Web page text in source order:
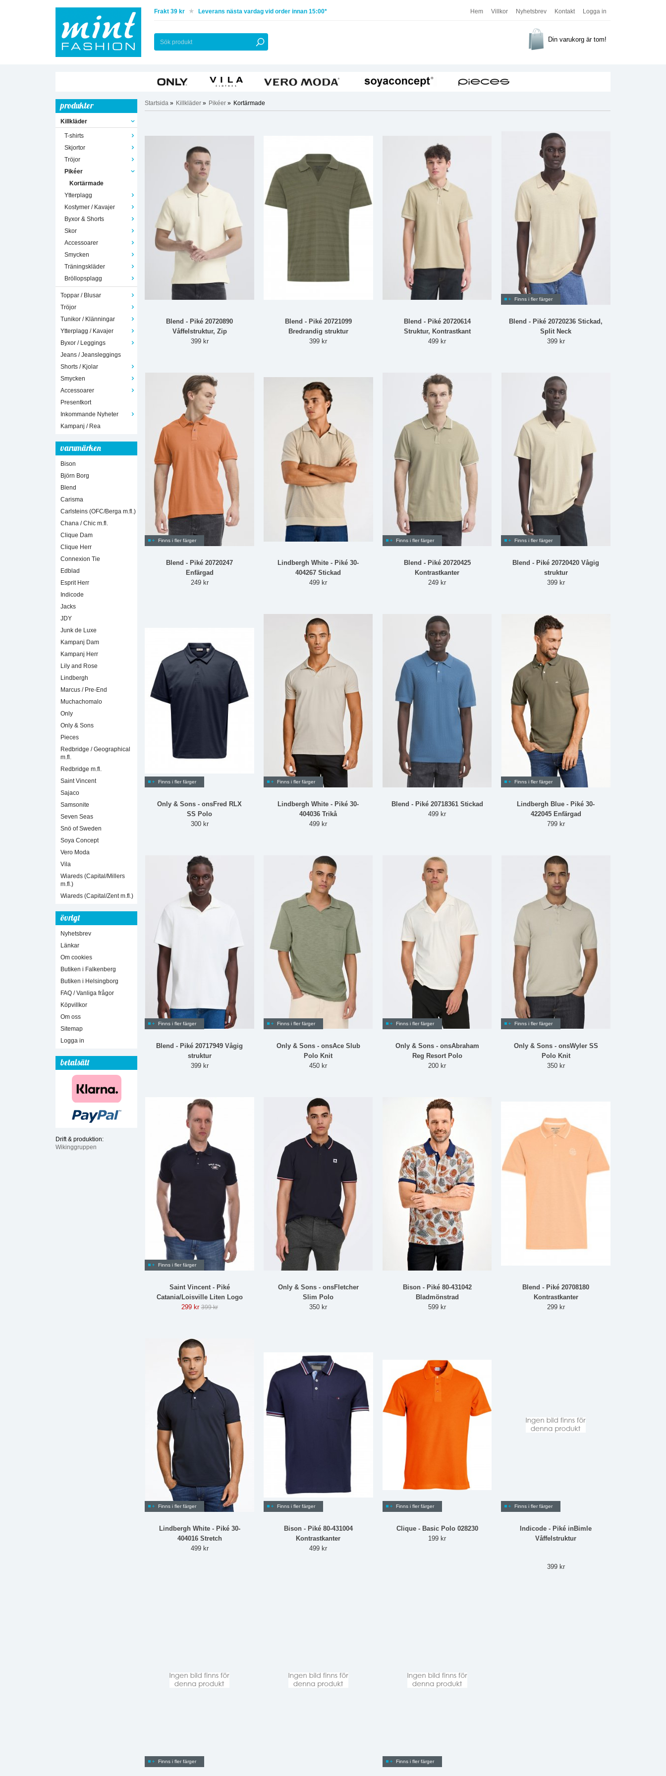
Hem Villkor Nyhetsbrev Kontakt Logga in
Frakt 39 kr Leverans nästa vardag vid order innan 15:00*
Din varukorg är tom!
produkter
Killkläder
T-shirts
Skjortor
Tröjor
Pikéer
Kortärmade
Ytterplagg
Kostymer / Kavajer
Byxor & Shorts
Skor
Accessoarer
Smycken
Träningskläder
Bröllopsplagg
Toppar / Blusar
Tröjor
Tunikor / Klänningar
Ytterplagg / Kavajer
Byxor / Leggings
Jeans / Jeansleggings
Shorts / Kjolar
Smycken
Accessoarer
Presentkort
Inkommande Nyheter
Kampanj / Rea
varumärken
Bison
Björn Borg
Blend
Carisma
Carlsteins (OFC/Berga m.fl.)
Chana / Chic m.fl.
Clique Dam
Clique Herr
Connexion Tie
Edblad
Esprit Herr
Indicode
Jacks
JDY
Junk de Luxe
Kampanj Dam
Kampanj Herr
Lily and Rose
Lindbergh
Marcus / Pre-End
Muchachomalo
Only
Only & Sons
Pieces
Redbridge / Geographical
m.fl.
Redbridge m.fl.
Saint Vincent
Sajaco
Samsonite
Seven Seas
Snö of Sweden
Soya Concept
Vero Moda
Vila
Wiareds (Capital/Millers
m.fl.)
Wiareds (Capital/Zent m.fl.)
övrigt
Nyhetsbrev
Länkar
Om cookies
Butiken i Falkenberg
Butiken i Helsingborg
FAQ / Vanliga frågor
Köpvillkor
Om oss
Sitemap
Logga in
betalsätt
Drift & produktion:
Wikinggruppen
Startsida » Killkläder » Pikéer » Kortärmade
Blend - Piké 20720890
Våffelstruktur, Zip
399 kr
Blend - Piké 20721099
Bredrandig struktur
399 kr
Blend - Piké 20720614
Struktur, Kontrastkant
499 kr
Finns i fler färger
Blend - Piké 20720236 Stickad,
Split Neck
399 kr
Finns i fler färger
Blend - Piké 20720247
Enfärgad
249 kr
Lindbergh White - Piké 30-
404267 Stickad
499 kr
Finns i fler färger
Blend - Piké 20720425
Kontrastkanter
249 kr
Finns i fler färger
Blend - Piké 20720420 Vågig
struktur
399 kr
Finns i fler färger
Only & Sons - onsFred RLX
SS Polo
300 kr
Finns i fler färger
Lindbergh White - Piké 30-
404036 Trikå
499 kr
Blend - Piké 20718361 Stickad
499 kr
Finns i fler färger
Lindbergh Blue - Piké 30-
422045 Enfärgad
799 kr
Finns i fler färger
Blend - Piké 20717949 Vågig
struktur
399 kr
Finns i fler färger
Only & Sons - onsAce Slub
Polo Knit
450 kr
Finns i fler färger
Only & Sons - onsAbraham
Reg Resort Polo
200 kr
Finns i fler färger
Only & Sons - onsWyler SS
Polo Knit
350 kr
Finns i fler färger
Saint Vincent - Piké
Catania/Loisville Liten Logo
299 kr 399 kr
Only & Sons - onsFletcher
Slim Polo
350 kr
Bison - Piké 80-431042
Bladmönstrad
599 kr
Blend - Piké 20708180
Kontrastkanter
299 kr
Finns i fler färger
Lindbergh White - Piké 30-
404016 Stretch
499 kr
Finns i fler färger
Bison - Piké 80-431004
Kontrastkanter
499 kr
Finns i fler färger
Clique - Basic Polo 028230
199 kr
Finns i fler färger
Indicode - Piké inBimle
Våffelstruktur
399 kr
Finns i fler färger Finns i fler färger